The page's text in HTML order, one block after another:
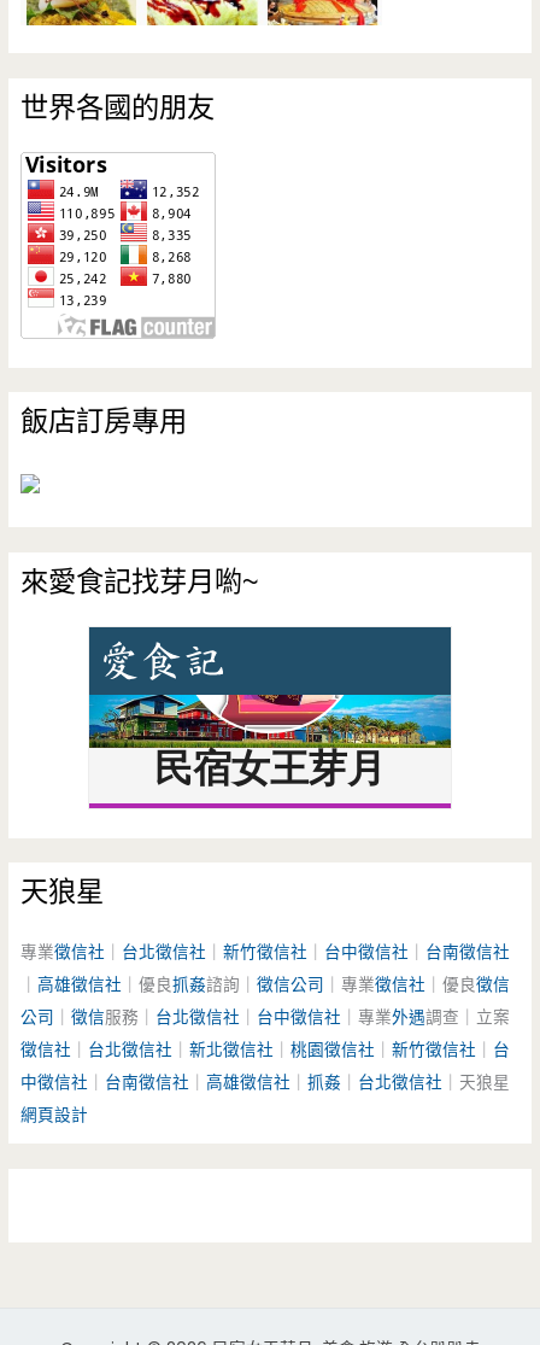
世界各國的朋友
飯店訂房專用
來愛食記找芽月喲~
天狼星
專業徵信社 台北徵信社 ｜新竹徵信社 台中徵信社
台南徵信社
｜高雄徵信社 ｜優良抓姦諮詢｜徵信公司 ｜專業徵信社 ｜優良徵信
公司
｜徵信服務｜ 台北徵信社 台中徵信社 ｜專業外遇調查｜立案
徵信社
台北徵信社 ｜新北徵信社 ｜桃園徵信社 ｜新竹徵信社
台
中徵信社
台南徵信社 ｜高雄徵信社 ｜抓姦 台北徵信社 ｜天狼星
網頁設計